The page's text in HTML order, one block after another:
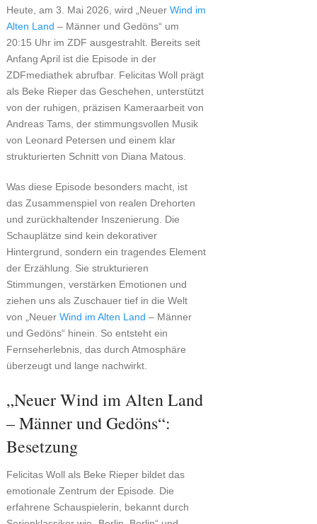
Heute, am 3. Mai 2026, wird „Neuer Wind im
Alten Land – Männer und Gedöns“ um
20:15 Uhr im ZDF ausgestrahlt. Bereits seit
Anfang April ist die Episode in der
ZDFmediathek abrufbar. Felicitas Woll prägt
als Beke Rieper das Geschehen, unterstützt
von der ruhigen, präzisen Kameraarbeit von
Andreas Tams, der stimmungsvollen Musik
von Leonard Petersen und einem klar
strukturierten Schnitt von Diana Matous.
Was diese Episode besonders macht, ist
das Zusammenspiel von realen Drehorten
und zurückhaltender Inszenierung. Die
Schauplätze sind kein dekorativer
Hintergrund, sondern ein tragendes Element
der Erzählung. Sie strukturieren
Stimmungen, verstärken Emotionen und
ziehen uns als Zuschauer tief in die Welt
von „Neuer Wind im Alten Land – Männer
und Gedöns“ hinein. So entsteht ein
Fernseherlebnis, das durch Atmosphäre
überzeugt und lange nachwirkt.
„Neuer Wind im Alten Land
– Männer und Gedöns“:
Besetzung
Felicitas Woll als Beke Rieper bildet das
emotionale Zentrum der Episode. Die
erfahrene Schauspielerin, bekannt durch